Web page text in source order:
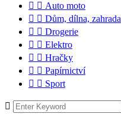
  Auto moto
  Dům, dílna, zahrada
  Drogerie
  Elektro
  Hračky
  Papírnictví
  Sport
